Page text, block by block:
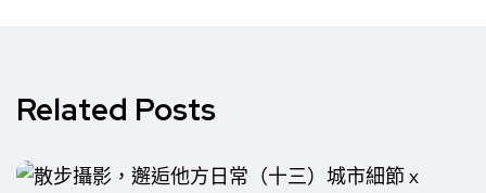
Related Posts